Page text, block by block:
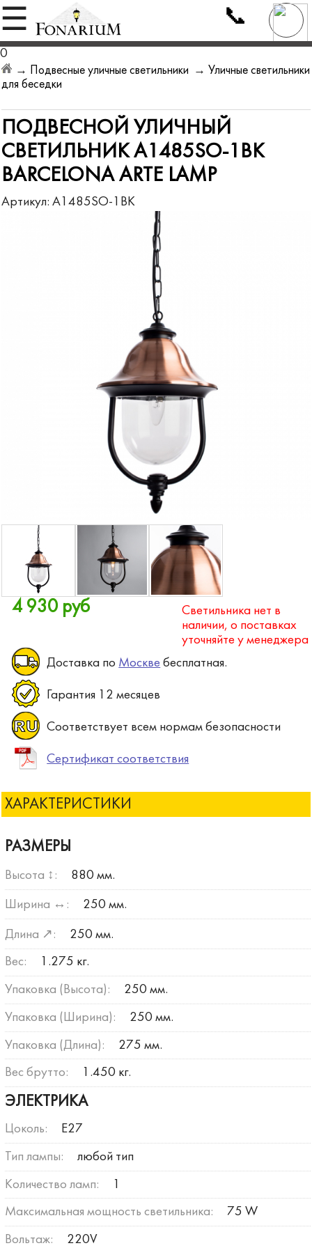
☰ 📞
0
→ Подвесные уличные светильники → Уличные светильники
для беседки
ПОДВЕСНОЙ УЛИЧНЫЙ
СВЕТИЛЬНИК A1485SO-1BK
BARCELONA ARTE LAMP
Артикул:A1485SO-1BK
4 930 руб
Светильника нет в
наличии, о поставках
уточняйте у менеджера
Доставка по Москве бесплатная.
Гарантия 12 месяцев
Соответствует всем нормам безопасности
Сертификат соответствия
ХАРАКТЕРИСТИКИ
РАЗМЕРЫ
Высота ↕: 880 мм.
Ширина ↔: 250 мм.
Длина ↗: 250 мм.
Вес: 1.275 кг.
Упаковка (Высота): 250 мм.
Упаковка (Ширина): 250 мм.
Упаковка (Длина): 275 мм.
Вес брутто: 1.450 кг.
ЭЛЕКТРИКА
Цоколь: E27
Тип лампы: любой тип
Количество ламп: 1
Максимальная мощность светильника: 75 W
Вольтаж: 220V